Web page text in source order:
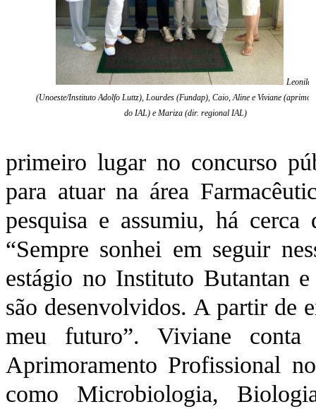
Leonilda
(Unoeste/Instituto Adolfo Luttz), Lourdes (Fundap), Caio, Aline e Viviane
do IAL) e Mariza (dir. regional IAL)
primeiro lugar no concurso
para atuar na área
pesquisa e assumiu, há
“Sempre sonhei em seguir
estágio no Instituto Butantan
são desenvolvidos. A partir de
meu futuro”. Viviane
Aprimoramento Profissional
como Microbiologia,